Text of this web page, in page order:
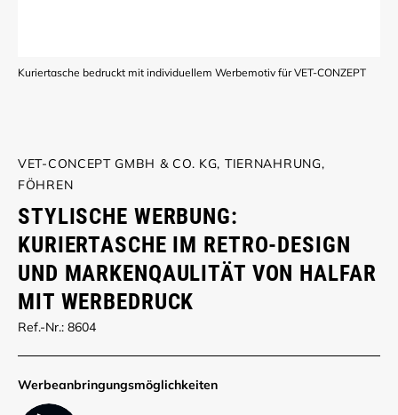
Kuriertasche bedruckt mit individuellem Werbemotiv für VET-CONZEPT
VET-CONCEPT GMBH & CO. KG, TIERNAHRUNG,
FÖHREN
STYLISCHE WERBUNG:
KURIERTASCHE IM RETRO-DESIGN
UND MARKENQAULITÄT VON HALFAR
MIT WERBEDRUCK
Ref.-Nr.: 8604
Werbe­anbringungs­möglich­keiten